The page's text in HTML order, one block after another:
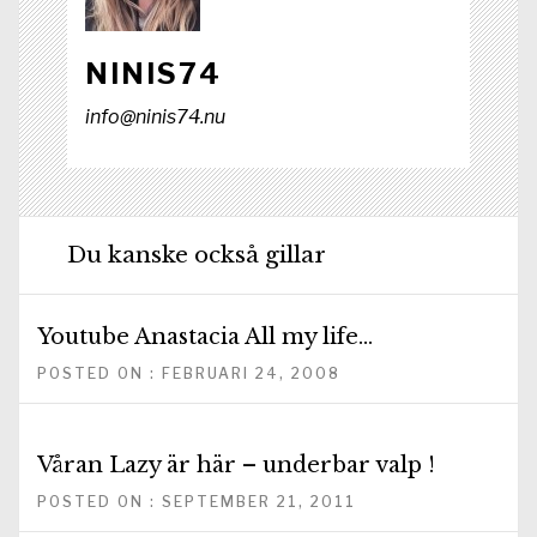
NINIS74
info@ninis74.nu
Du kanske också gillar
Youtube Anastacia All my life…
POSTED ON : FEBRUARI 24, 2008
Våran Lazy är här – underbar valp !
POSTED ON : SEPTEMBER 21, 2011